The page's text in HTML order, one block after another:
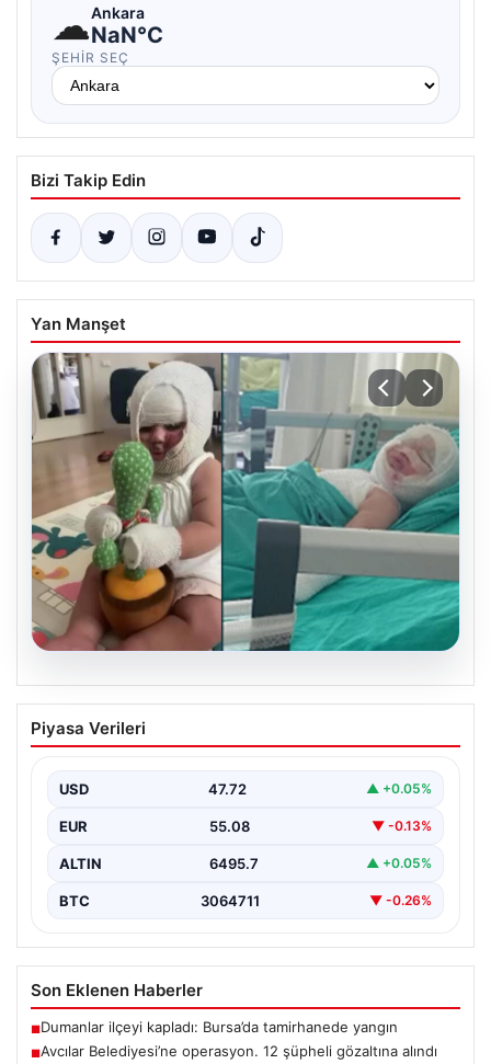
☁Ankara
NaN°C
ŞEHIR SEÇ
Bizi Takip Edin
Yan Manşet
Domates konservesi bomba gibi patladı,
9 aylık bebeğin vücudu yandı
Aylık Bebek Yanıklarla Mücadele Etti”, “content”: “…
Piyasa Verileri
USD 47.72 ▲ +0.05%
EUR 55.08 ▼ -0.13%
ALTIN 6495.7 ▲ +0.05%
BTC 3064711 ▼ -0.26%
Son Eklenen Haberler
■Dumanlar ilçeyi kapladı: Bursa’da tamirhanede yangın
■Avcılar Belediyesi’ne operasyon. 12 şüpheli gözaltına alındı